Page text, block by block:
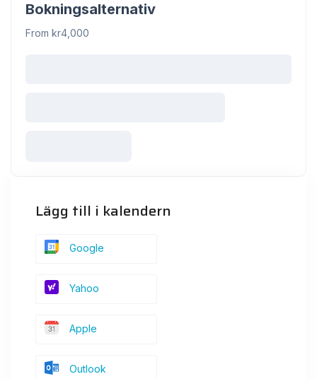
Bokningsalternativ
From kr4,000
Lägg till i kalendern
Google
Yahoo
Apple
Outlook